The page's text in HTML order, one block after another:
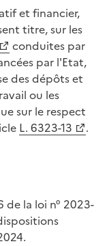
et financier,
titre, sur les
conduites par
par l'Etat,
des dépôts et
ou les
sur le respect
L. 6323-13 .
de la loi n° 2023-